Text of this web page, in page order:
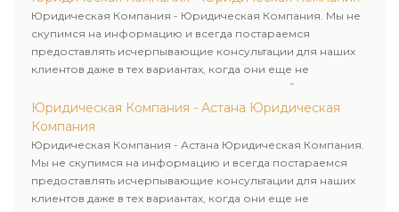
Юридическая Компания - Юридическая Компания. Мы не
скупимся на информацию и всегда постараемся
предоставлять исчерпывающие консультации для наших
клиентов даже в тех вариантах, когда они еще не
пользовались юридическими услугами нашей компании.
Юридическая Компания - Астана Юридическая
Компания
Юридическая Компания - Астана Юридическая Компания.
Мы не скупимся на информацию и всегда постараемся
предоставлять исчерпывающие консультации для наших
клиентов даже в тех вариантах, когда они еще не